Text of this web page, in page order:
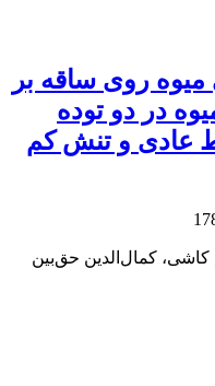
روی ساقه بر
در دو توده
عادی و تنش کم
کاشی، کمال‌الدین حق‌بین